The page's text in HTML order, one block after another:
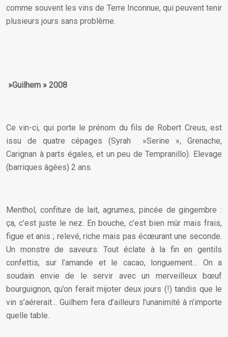
comme souvent les vins de Terre Inconnue, qui peuvent tenir
plusieurs jours sans problème.
»Guilhem » 2008
Ce vin-ci, qui porte le prénom du fils de Robert Creus, est
issu de quatre cépages (Syrah »Serine », Grenache,
Carignan à parts égales, et un peu de Tempranillo). Elevage
(barriques âgées) 2 ans.
Menthol, confiture de lait, agrumes, pincée de gingembre :
ça, c’est juste le nez. En bouche, c’est bien mûr mais frais,
figue et anis ; relevé, riche mais pas écœurant une seconde.
Un monstre de saveurs. Tout éclate à la fin en gentils
confettis, sur l’amande et le cacao, longuement… On a
soudain envie de le servir avec un merveilleux bœuf
bourguignon, qu’on ferait mijoter deux jours (!) tandis que le
vin s’aérerait… Guilhem fera d’ailleurs l’unanimité à n’importe
quelle table.